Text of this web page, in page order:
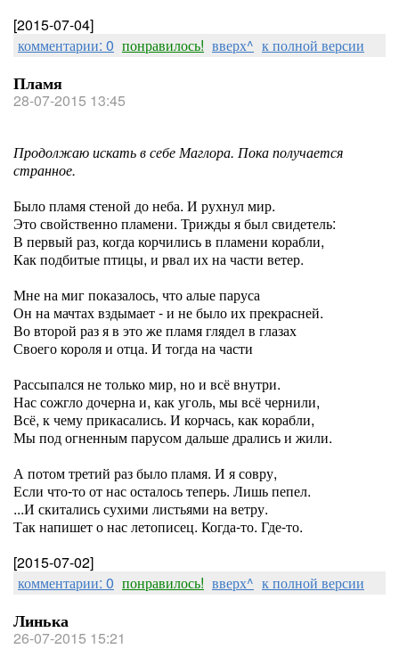
[2015-07-04]
комментарии: 0 понравилось! вверх^ к полной версии
Пламя
28-07-2015 13:45
Продолжаю искать в себе Маглора. Пока получается
странное.
Было пламя стеной до неба. И рухнул мир.
Это свойственно пламени. Трижды я был свидетель:
В первый раз, когда корчились в пламени корабли,
Как подбитые птицы, и рвал их на части ветер.
Мне на миг показалось, что алые паруса
Он на мачтах вздымает - и не было их прекрасней.
Во второй раз я в это же пламя глядел в глазах
Своего короля и отца. И тогда на части
Рассыпался не только мир, но и всё внутри.
Нас сожгло дочерна и, как уголь, мы всё чернили,
Всё, к чему прикасались. И корчась, как корабли,
Мы под огненным парусом дальше дрались и жили.
А потом третий раз было пламя. И я совру,
Если что-то от нас осталось теперь. Лишь пепел.
...И скитались сухими листьями на ветру.
Так напишет о нас летописец. Когда-то. Где-то.
[2015-07-02]
комментарии: 0 понравилось! вверх^ к полной версии
Линька
26-07-2015 15:21